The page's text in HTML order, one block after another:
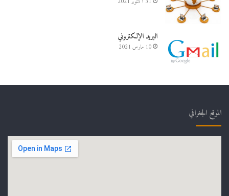
31 أكتوبر 2021
البريد الإلكتروني
10 مارس 2021
الموقع الجغرافي